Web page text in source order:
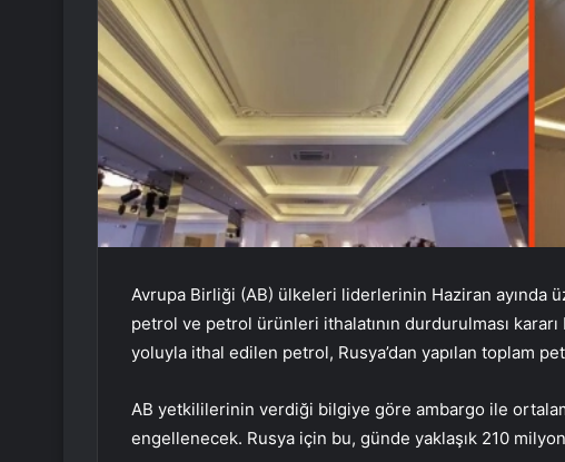
Avrupa Birliği (AB) ülkeleri liderlerinin Haziran ayında
petrol ve petrol ürünleri ithalatının durdurulması
yoluyla ithal edilen petrol, Rusya’dan yapılan toplam
AB yetkililerinin verdiği bilgiye göre ambargo ile
engellenecek. Rusya için bu, günde yaklaşık 210